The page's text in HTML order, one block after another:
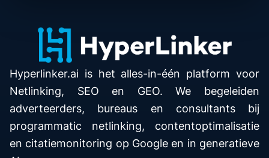
Hyperlinker.ai is het alles-in-één platform voor
Netlinking, SEO en GEO. We begeleiden
adverteerders, bureaus en consultants bij
programmatic netlinking, contentoptimalisatie
en citatiemonitoring op Google en in generatieve